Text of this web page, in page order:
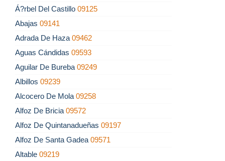
Á?rbel Del Castillo 09125
Abajas 09141
Adrada De Haza 09462
Aguas Cándidas 09593
Aguilar De Bureba 09249
Albillos 09239
Alcocero De Mola 09258
Alfoz De Bricia 09572
Alfoz De Quintanadueñas 09197
Alfoz De Santa Gadea 09571
Altable 09219